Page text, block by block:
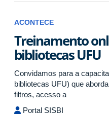
ACONTECE
Treinamento
bibliotecas UFU
Convidamos para a
bibliotecas UFU) que
filtros, acesso a
Portal SISBI